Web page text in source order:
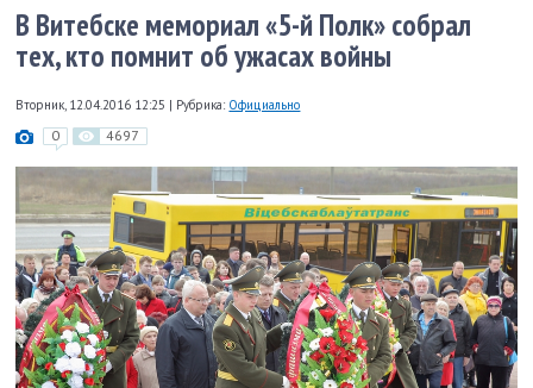
В Витебске мемориал «5-й Полк» собрал
тех, кто помнит об ужасах войны
Вторник, 12.04.2016 12:25 | Рубрика: Официально
0 4697